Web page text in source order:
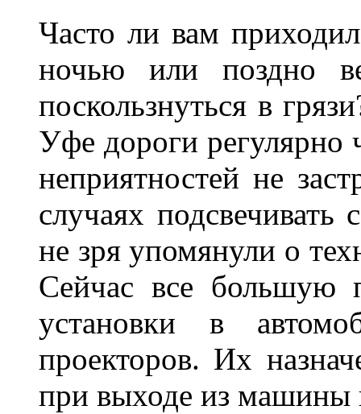
Часто ли вам
ночью или поздно
поскользнуться в
Уфе дороги регулярно
неприятностей не
случаях
не зря упомянули о
Сейчас все большую
установки в
проекторов. Их
при выходе из